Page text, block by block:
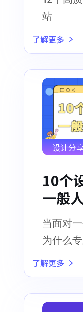
站
了解更多
设计分
10个
一般
当面对
为什么
人拥有
了解更多